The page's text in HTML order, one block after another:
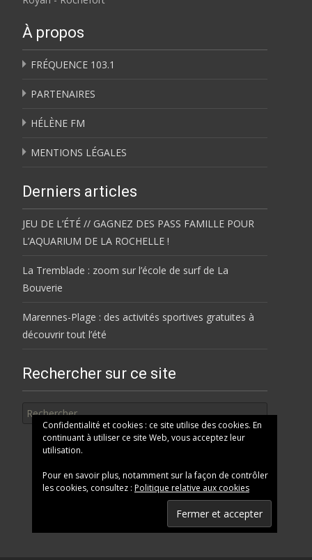
À propos
FRÉQUENCE 103.1
PARTENAIRES
HÉLÈNE FM
MENTIONS LÉGALES
Derniers articles
JEU DE L’ÉTÉ // GAGNEZ DES PASS FAMILLE POUR
L’AQUARIUM DE LA ROCHELLE !
La Tremblade : zoom sur l’école de surf de La
Bouverie
Marennes-Plage : des activités sportives gratuites à
découvrir tout l’été
Rechercher sur ce site
Confidentialité et cookies : ce site utilise des cookies. En
continuant à utiliser ce site Web, vous acceptez leur
utilisation.
Pour en savoir plus, notamment sur la façon de contrôler
les cookies, consultez : Politique relative aux cookies